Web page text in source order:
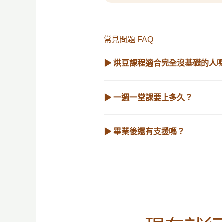
常見問題 FAQ
▶ 烘豆課程適合完全沒基礎的人
▶ 一週一堂課要上多久？
▶ 畢業後還有支援嗎？